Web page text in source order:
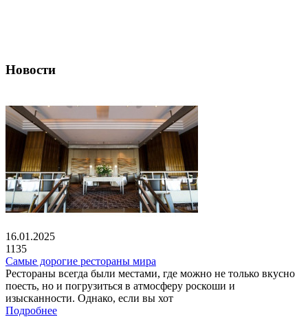
Новости
16.01.2025
1135
Самые дорогие рестораны мира
Рестораны всегда были местами, где можно не только вкусно
поесть, но и погрузиться в атмосферу роскоши и
изысканности. Однако, если вы хот
Подробнее